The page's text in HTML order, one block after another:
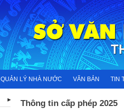
QUẢN LÝ NHÀ NƯỚC VĂN BẢN TIN
Thông tin cấp phép 2025